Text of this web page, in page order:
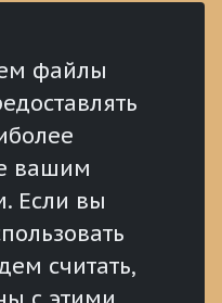
файлы
вашим
Если вы
считать,
аналитические
материалы
Послания
РФ
РФ